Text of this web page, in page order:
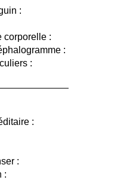
:
corporelle :
:
:
:
:
: